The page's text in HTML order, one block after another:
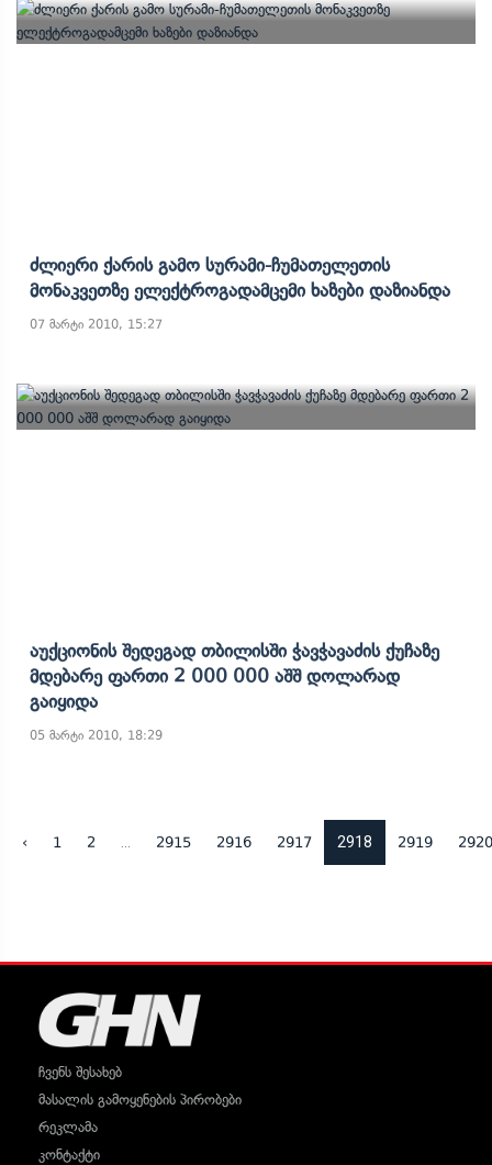
Ძლიერი Ქარის Გამო Სურამი-Ჩუმათელეთის
Მონაკვეთზე Ელექტროგადამცემი Ხაზები Დაზიანდა
07 მარტი 2010, 15:27
Აუქციონის Შედეგად Თბილისში Ჭავჭავაძის Ქუჩაზე
Მდებარე Ფართი 2 000 000 Აშშ Დოლარად
Გაიყიდა
05 მარტი 2010, 18:29
‹ 1 2 2915 2916 2917 2918 2919 2920
ჩვენს შესახებ
მასალის გამოყენების პირობები
რეკლამა
კონტაქტი